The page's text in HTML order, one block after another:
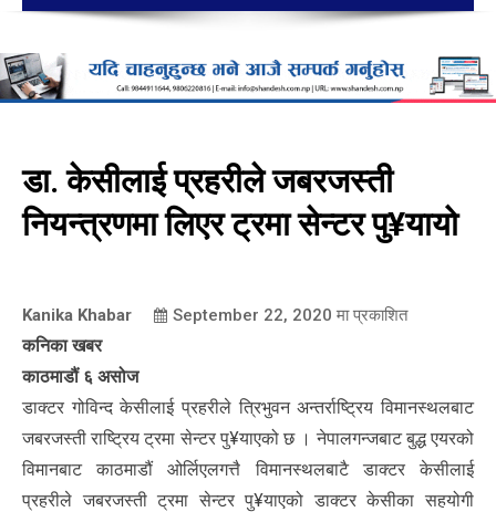
डा. केसीलाई प्रहरीले जबरजस्ती
नियन्त्रणमा लिएर ट्रमा सेन्टर पु¥यायो
Kanika Khabar September 22, 2020 मा प्रकाशित
कनिका खबर
काठमाडौं ६ असोज
डाक्टर गोविन्द केसीलाई प्रहरीले त्रिभुवन अन्तर्राष्ट्रिय विमानस्थलबाट
जबरजस्ती राष्ट्रिय ट्रमा सेन्टर पु¥याएको छ । नेपालगन्जबाट बुद्ध एयरको
विमानबाट काठमाडौं ओर्लिएलगत्तै विमानस्थलबाटै डाक्टर केसीलाई
प्रहरीले जबरजस्ती ट्रमा सेन्टर पु¥याएको डाक्टर केसीका सहयोगी